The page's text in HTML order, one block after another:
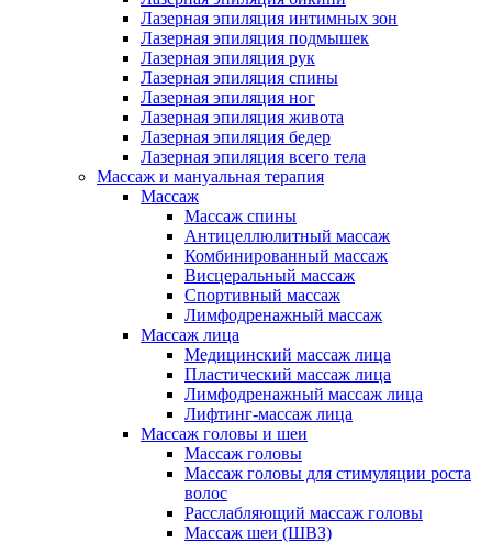
Лазерная эпиляция интимных зон
Лазерная эпиляция подмышек
Лазерная эпиляция рук
Лазерная эпиляция спины
Лазерная эпиляция ног
Лазерная эпиляция живота
Лазерная эпиляция бедер
Лазерная эпиляция всего тела
Массаж и мануальная терапия
Массаж
Массаж спины
Антицеллюлитный массаж
Комбинированный массаж
Висцеральный массаж
Спортивный массаж
Лимфодренажный массаж
Массаж лица
Медицинский массаж лица
Пластический массаж лица
Лимфодренажный массаж лица
Лифтинг-массаж лица
Массаж головы и шеи
Массаж головы
Массаж головы для стимуляции роста
волос
Расслабляющий массаж головы
Массаж шеи (ШВЗ)